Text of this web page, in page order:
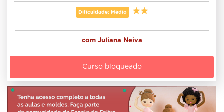
Dificuldade: Médio
com Juliana Neiva
Curso bloqueado